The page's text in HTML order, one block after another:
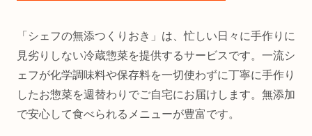
「シェフの無添つくりおき」は、忙しい日々に手作りに
見劣りしない冷蔵惣菜を提供するサービスです。一流シ
ェフが化学調味料や保存料を一切使わずに丁寧に手作り
したお惣菜を週替わりでご自宅にお届けします。無添加
で安心して食べられるメニューが豊富です。